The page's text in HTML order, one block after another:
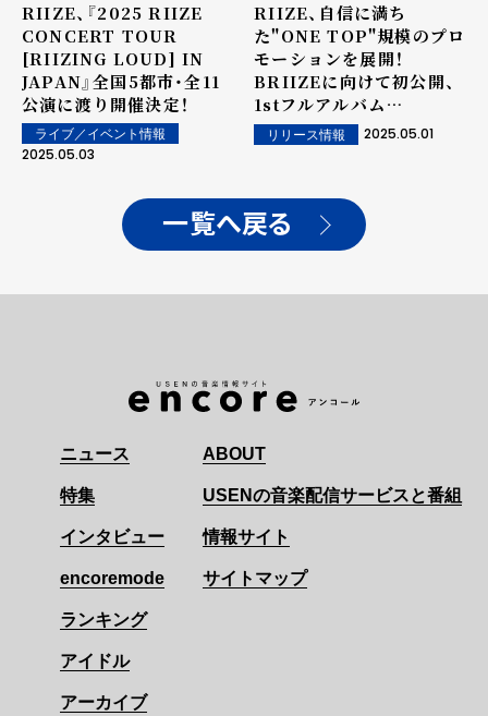
RIIZE、『2025 RIIZE
CONCERT TOUR
[RIIZING LOUD] IN
JAPAN』全国5都市・全11
公演に渡り開催決定！
ライブ／イベント情報
2025.05.03
RIIZE、自信に満ち
た"ONE TOP"規模のプロ
モーションを展開！
BRIIZEに向けて初公開、
1stフルアルバム
『ODYSSEY』プレミア開
催決定！カムバックタイム
一挙公開！
リリース情報 2025.05.01
一覧へ戻る
ニュース
特集
インタビュー
encoremode
ランキング
アイドル
アーカイブ
ABOUT
USENの音楽配信サービスと番組
情報サイト
サイトマップ